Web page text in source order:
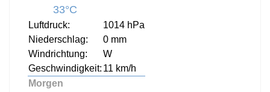
33°C
Luftdruck:
1014 hPa
Niederschlag:
0 mm
Windrichtung:
W
Geschwindigkeit: 11 km/h
Morgen